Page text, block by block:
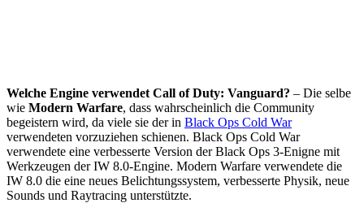
Welche Engine verwendet Call of Duty: Vanguard? – Die selbe
wie Modern Warfare, dass wahrscheinlich die Community
begeistern wird, da viele sie der in Black Ops Cold War
verwendeten vorzuziehen schienen. Black Ops Cold War
verwendete eine verbesserte Version der Black Ops 3-Enigne mit
Werkzeugen der IW 8.0-Engine. Modern Warfare verwendete die
IW 8.0 die eine neues Belichtungssystem, verbesserte Physik, neue
Sounds und Raytracing unterstützte.